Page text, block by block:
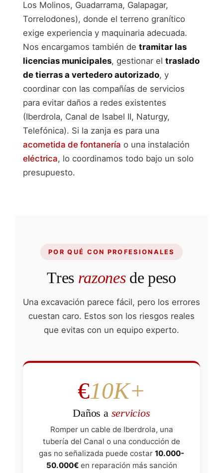
Los Molinos, Guadarrama, Galapagar,
Torrelodones), donde el terreno granítico
exige experiencia y maquinaria adecuada.
Nos encargamos también de tramitar las
licencias municipales, gestionar el traslado
de tierras a vertedero autorizado, y
coordinar con las compañías de servicios
para evitar daños a redes existentes
(Iberdrola, Canal de Isabel II, Naturgy,
Telefónica). Si la zanja es para una
acometida de fontanería o una instalación
eléctrica, lo coordinamos todo bajo un solo
presupuesto.
POR QUÉ CON PROFESIONALES
Tres razonesde peso
Una excavación parece fácil, pero los errores
cuestan caro. Estos son los riesgos reales
que evitas con un equipo experto.
€10K+
Daños a servicios
Romper un cable de Iberdrola, una
tubería del Canal o una conducción de
gas no señalizada puede costar 10.000-
50.000€en reparación más sanción